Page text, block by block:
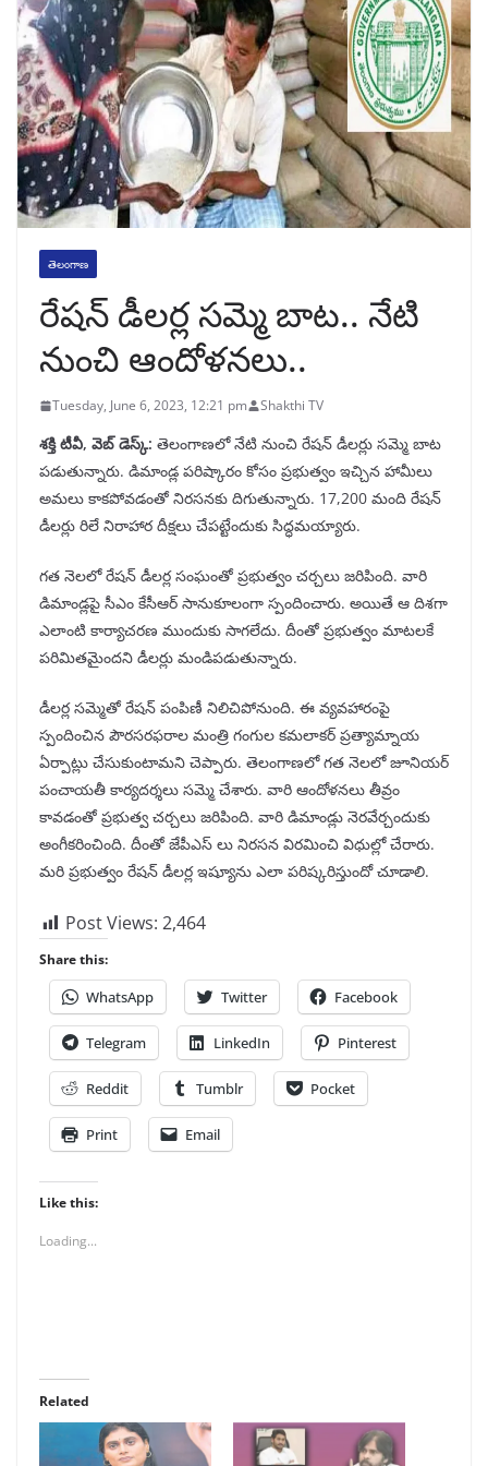
తెలంగాణ
రేషన్ డీలర్ల సమ్మె బాట.. నేటి
నుంచి ఆందోళనలు..
Tuesday, June 6, 2023, 12:21 pm Shakthi TV
శక్తి టీవీ, వెబ్ డెస్క్: తెలంగాణలో నేటి నుంచి రేషన్ డీలర్లు సమ్మె బాట
పడుతున్నారు. డిమాండ్ల పరిష్కారం కోసం ప్రభుత్వం ఇచ్చిన హామీలు
అమలు కాకపోవడంతో నిరసనకు దిగుతున్నారు. 17,200 మంది రేషన్
డీలర్లు రిలే నిరాహార దీక్షలు చేపట్టేందుకు సిద్ధమయ్యారు.
గత నెలలో రేషన్ డీలర్ల సంఘంతో ప్రభుత్వం చర్చలు జరిపింది. వారి
డిమాండ్లపై సీఎం కేసీఆర్ సానుకూలంగా స్పందించారు. అయితే ఆ దిశగా
ఎలాంటి కార్యాచరణ ముందుకు సాగలేదు. దీంతో ప్రభుత్వం మాటలకే
పరిమితమైందని డీలర్లు మండిపడుతున్నారు.
డీలర్ల సమ్మెతో రేషన్ పంపిణీ నిలిచిపోనుంది. ఈ వ్యవహారంపై
స్పందించిన పౌరసరఫరాల మంత్రి గంగుల కమలాకర్ ప్రత్యామ్నాయ
ఏర్పాట్లు చేసుకుంటామని చెప్పారు. తెలంగాణలో గత నెలలో జూనియర్
పంచాయతీ కార్యదర్శలు సమ్మె చేశారు. వారి ఆందోళనలు తీవ్రం
కావడంతో ప్రభుత్వ చర్చలు జరిపింది. వారి డిమాండ్లు నెరవేర్చందుకు
అంగీకరించింది. దీంతో జేపీఎస్ లు నిరసన విరమించి విధుల్లో చేరారు.
మరి ప్రభుత్వం రేషన్ డీలర్ల ఇష్యూను ఎలా పరిష్కరిస్తుందో చూడాలి.
Post Views: 2,464
Share this:
WhatsApp Twitter Facebook
Telegram LinkedIn Pinterest
Reddit Tumblr Pocket
Print Email
Like this:
Loading...
Related